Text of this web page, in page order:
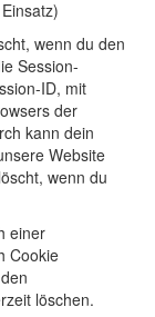
wenn du den
Session-
ID, mit
der
kann dein
Website
wenn du
einer
Cookie
löschen.